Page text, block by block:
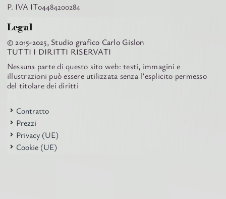
P. IVA IT04484200284
Legal
© 2015-2025, Studio grafico Carlo Gislon
TUTTI I DIRITTI RISERVATI
Nessuna parte di questo sito web: testi, immagini e
illustrazioni può essere utilizzata senza l’esplicito permesso
del titolare dei diritti
Contratto
Prezzi
Privacy (UE)
Cookie (UE)